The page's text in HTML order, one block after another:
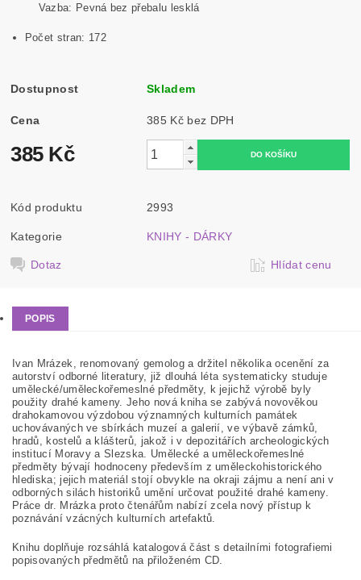
Vazba: Pevná bez přebalu lesklá
Počet stran: 172
Dostupnost Skladem
Cena 385 Kč bez DPH
385 Kč
Kód produktu 2993
Kategorie KNIHY - DÁRKY
Dotaz Hlídat cenu
POPIS
Ivan Mrázek, renomovaný gemolog a držitel několika ocenění za
autorství odborné literatury, již dlouhá léta systematicky studuje
umělecké/uměleckořemeslné předměty, k jejichž výrobě byly
použity drahé kameny. Jeho nová kniha se zabývá novověkou
drahokamovou výzdobou významných kulturních památek
uchovávaných ve sbírkách muzeí a galerií, ve výbavě zámků,
hradů, kostelů a klášterů, jakož i v depozitářích archeologických
institucí Moravy a Slezska. Umělecké a uměleckořemeslné
předměty bývají hodnoceny především z uměleckohistorického
hlediska; jejich materiál stojí obvykle na okraji zájmu a není ani v
odborných silách historiků umění určovat použité drahé kameny.
Práce dr. Mrázka proto čtenářům nabízí zcela nový přístup k
poznávání vzácných kulturních artefaktů.
Knihu doplňuje rozsáhlá katalogová část s detailními fotografiemi
popisovaných předmětů na přiloženém CD.